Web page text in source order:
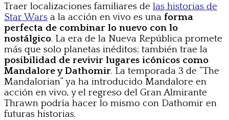
Traer localizaciones familiares de las historias de
Star Wars a la acción en vivo es una forma
perfecta de combinar lo nuevo con lo
nostálgico. La era de la Nueva República promete
más que solo planetas inéditos; también trae la
posibilidad de revivir lugares icónicos como
Mandalore y Dathomir. La temporada 3 de “The
Mandalorian” ya ha introducido Mandalore en
acción en vivo, y el regreso del Gran Almirante
Thrawn podría hacer lo mismo con Dathomir en
futuras historias.